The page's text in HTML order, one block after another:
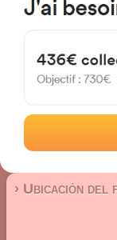
37650
› Ubicación